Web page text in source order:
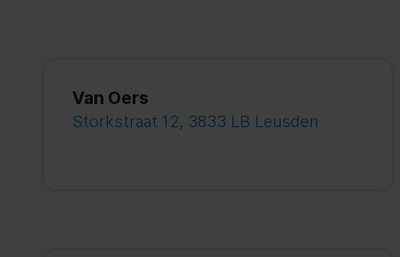
Van Oers
Storkstraat 12, 3833 LB Leusden